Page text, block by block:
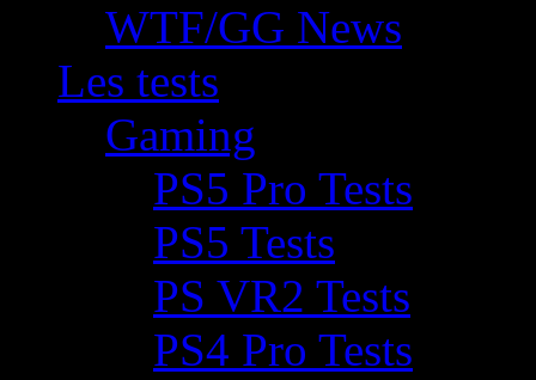
WTF/GG News
Les tests
Gaming
PS5 Pro Tests
PS5 Tests
PS VR2 Tests
PS4 Pro Tests